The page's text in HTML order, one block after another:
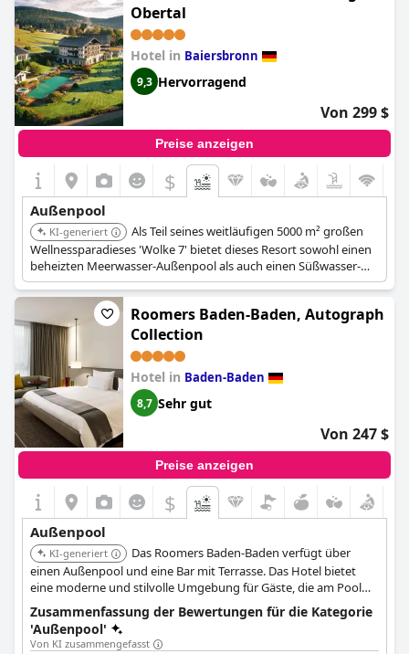
Obertal
Hotel in Baiersbronn
9,3 Hervorragend
Von 299 $
Preise anzeigen
$
Außenpool
KI-generiert
Als Teil seines weitläufigen 5000 m² großen
Wellnessparadieses 'Wolke 7' bietet dieses Resort sowohl einen
beheizten Meerwasser-Außenpool als auch einen Süßwasser-
Außenpool. Der Meerwasserpool ist beheizt und kann auch im
Winter genutzt werden.
Roomers Baden-Baden, Autograph
Collection
Hotel in Baden-Baden
8,7 Sehr gut
Von 247 $
Preise anzeigen
$
Außenpool
KI-generiert
Das Roomers Baden-Baden verfügt über
einen Außenpool und eine Bar mit Terrasse. Das Hotel bietet
eine moderne und stilvolle Umgebung für Gäste, die am Pool
entspannen möchten.
Zusammenfassung der Bewertungen für die Kategorie
'Außenpool'
Von KI zusammengefasst